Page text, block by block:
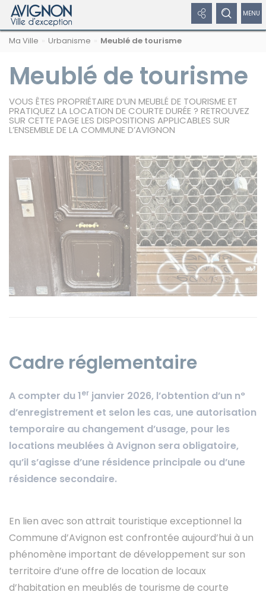
Afficher
de
recherche
Rechercher
sur
Afficher
réseaux
sociaux
Nous
suivre
les
réseaux
sociaux
Masquer
les
Facebook
Navigation
par
d'Ariane
Ma Ville Urbanisme Meublé de tourisme
Meublé de tourisme
VOUS ÊTES PROPRIÉTAIRE D’UN MEUBLÉ DE TOURISME ET
PRATIQUEZ LA LOCATION DE COURTE DURÉE ? RETROUVEZ
SUR CETTE PAGE LES DISPOSITIONS APPLICABLES SUR
L’ENSEMBLE DE LA COMMUNE D’AVIGNON
Cadre réglementaire
A compter du 1er janvier 2026, l’obtention d’un n°
d’enregistrement et selon les cas, une autorisation
temporaire au changement d’usage, pour les
locations meublées à Avignon sera obligatoire,
qu’il s’agisse d’une résidence principale ou d’une
résidence secondaire.
En lien avec son attrait touristique exceptionnel la
Commune d’Avignon est confrontée aujourd’hui à un
phénomène important de développement sur son
territoire d’une offre de location de locaux
d’habitation en meublés de tourisme de courte
Panneau de gestion des cookies